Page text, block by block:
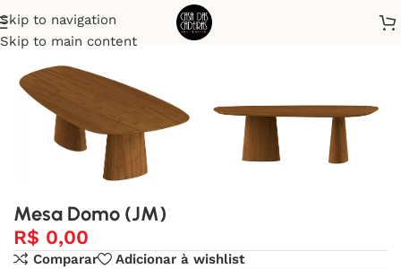
Skip to navigation
Skip to main content
Início Mesa de Jantar
Mesa Domo (JM)
R$ 0,00
Comparar Adicionar à wishlist